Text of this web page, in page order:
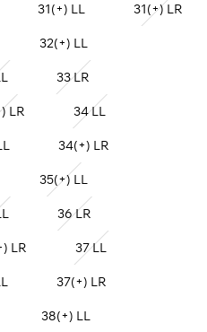
31(+) LL 31(+) LR
32(+) LL
33 LR
LR 34 LL
34(+) LR
35(+) LL
36 LR
LR 37 LL
37(+) LR
38(+) LL